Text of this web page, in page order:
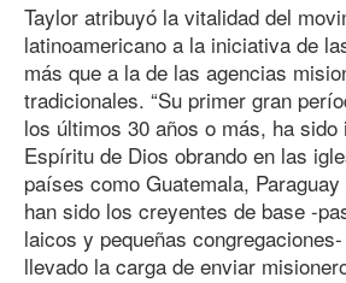
Taylor atribuyó la vitalidad del
latinoamericano a la iniciativa de
más que a la de las agencias
tradicionales. “Su primer gran
los últimos 30 años o más, ha sido
Espíritu de Dios obrando en las
países como Guatemala,
han sido los creyentes de base -
laicos y pequeñas
llevado la carga de enviar